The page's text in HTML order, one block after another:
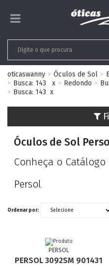
oticaswanny Óculos de Sol
Busca: 143
x Redondo
Busca: 143 x
Óculos de Sol
Conheça o
Persol
Ordenar por:
PERSOL
PERSOL 3092SM 901431